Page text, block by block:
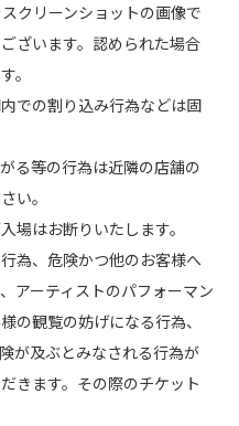
クリーンショットの画像で
ざいます。認められた場合
。
での割り込み行為などは固
る等の行為は近隣の店舗の
い。
場はお断りいたします。
為、危険かつ他のお客様へ
アーティストのパフォーマン
の観覧の妨げになる行為、
が及ぶとみなされる行為が
きます。その際のチケット